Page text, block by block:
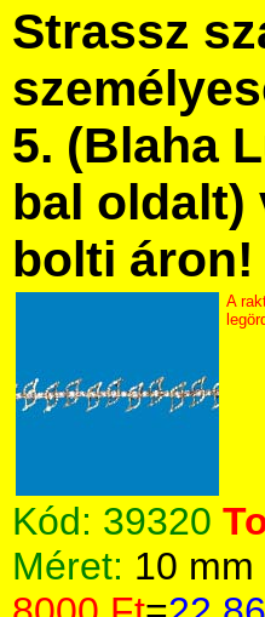
Strassz
5. (Blaha
bal oldalt)
bolti áron!
A
Kód: 39320
Méret: 10 mm